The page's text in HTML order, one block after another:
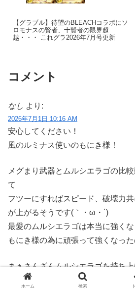
【グラブル】待望のBLEACHコラボにソ
ロモナスの賢者、十賢者の限界超
越・・・ これグラ2026年7月号更新
コメント
なし より:
2026年7月1日 10:16 AM
安心してください！
風のルミナス使いのもにき様！
メグまり武器とムルシエラゴの比
て
フツーにすればスピード、破壊力
が上がるそうです(｀・ω・´)
最愛のムルシエラゴは本当に強く
もにき様の為に頑張って強くなった
まぁさんざんムルシエラゴを持ち
い より奥義に寄せたり場面的には
ホーム 検索